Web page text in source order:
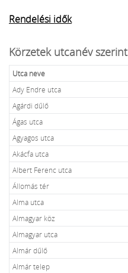
Rendelési idők
Körzetek utcanév szerint
Utca neve
Ady Endre utca
Agárdi dűlő
Ágas utca
Agyagos utca
Akácfa utca
Albert Ferenc utca
Állomás tér
Alma utca
Almagyar köz
Almagyar utca
Almár dűlő
Almár telep